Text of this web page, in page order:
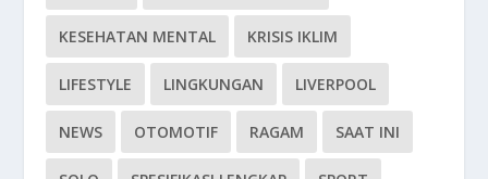
KESEHATAN MENTAL KRISIS IKLIM
LIFESTYLE LINGKUNGAN LIVERPOOL
NEWS OTOMOTIF RAGAM SAAT INI